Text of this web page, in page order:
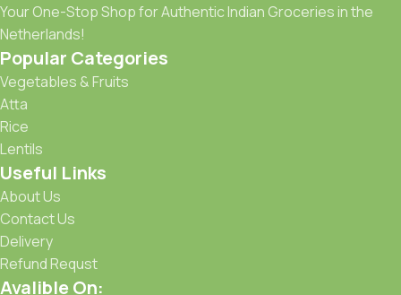
Your One-Stop Shop for Authentic Indian Groceries in the
Netherlands!
Popular Categories
Vegetables & Fruits
Atta
Rice
Lentils
Useful Links
About Us
Contact Us
Delivery
Refund Requst
Avalible On: